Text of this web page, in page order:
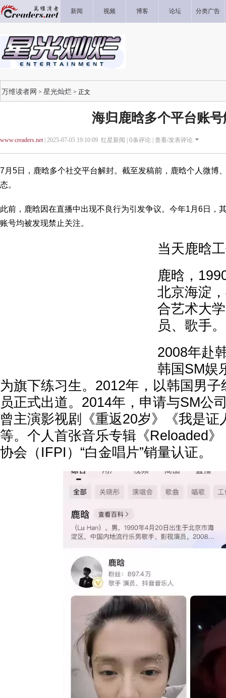
新闻 视频 博客 论坛 分类广告
万维读者网 > 星光灿烂 > 正文
海归鹿晗多个平台账号
www.creaders.net| 2025-07-05 19:10:09 红星新闻 | 0条评论 | 查看/发表评论
7月5日，鹿晗多个社交平台解封。截至发稿前，鹿晗个人微博
态。
此前，鹿晗因在直播中出现不良行为引发争议。今年1月6日，
账号均被发现禁止关注。
当天鹿晗
鹿晗，
北京海淀
合艺术大
员、歌手。
2008年赴
韩国SM娱
为旗下练习生。2012年，以韩国男
员正式出道。2014年，申请与SM公
曾主演影视剧《重返20岁》《我是证
等。个人首张音乐专辑《Reloaded
协会（IFPI）“白金唱片”销量认证。